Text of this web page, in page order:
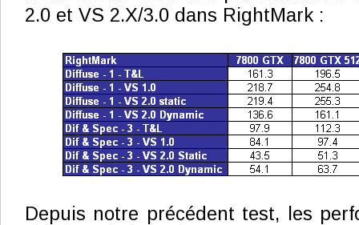
2.0 et VS 2.X/3.0 dans RightMark :
Depuis notre précédent test, les